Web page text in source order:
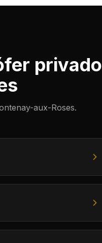
privado
aux-Roses.